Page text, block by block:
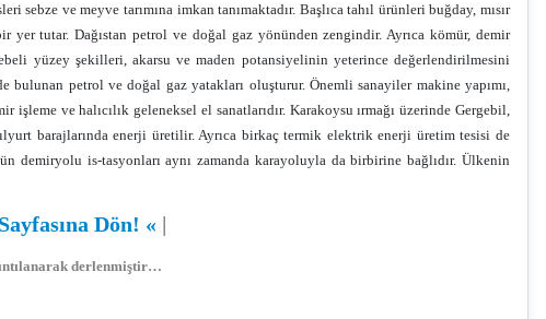
sebze ve meyve tarımına imkan tanımaktadır. Başlıca tahıl ürünleri buğday, mısır
yer tutar. Dağıstan petrol ve doğal gaz yönünden zengindir. Ayrıca kömür, demir
yüzey şekilleri, akarsu ve maden potansiyelinin yeterince değerlendirilmesini
petrol ve doğal gaz yatakları oluşturur. Önemli sanayiler makine yapımı,
ve halıcılık geleneksel el sanatlarıdır. Karakoysu ırmağı üzerinde Gergebil,
barajlarında enerji üretilir. Ayrıca birkaç termik elektrik enerji üretim tesisi de
demiryolu is-tasyonları aynı zamanda karayoluyla da birbirine bağlıdır. Ülkenin
Dön! « |
derlenmiştir…